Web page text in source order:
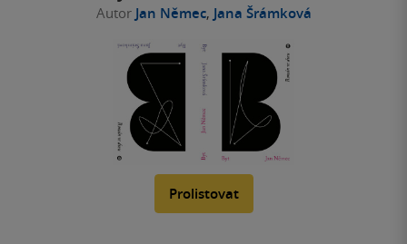
Autor Jan Němec, Jana Šrámková
Prolistovat